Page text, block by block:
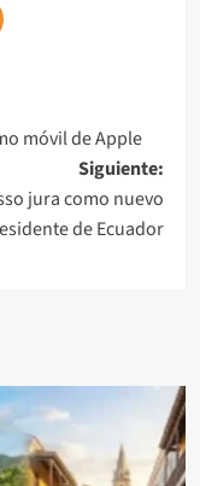
móvil de Apple
Siguiente:
jura como nuevo
de Ecuador